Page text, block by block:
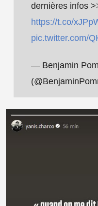
dernières infos
https://t.co/
pic.twitter.com/
— Benjamin